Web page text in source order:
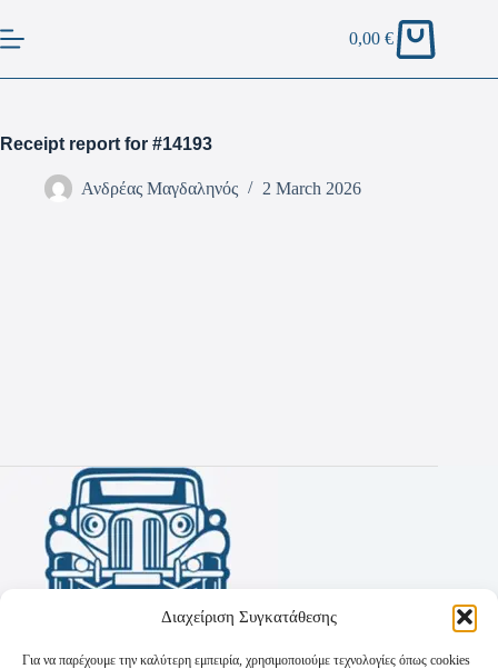
Διαχείριση Συγκατάθεσης
Για να παρέχουμε την καλύτερη εμπειρία, χρησιμοποιούμε τεχνολογίες όπως cookies
0,00€
Receipt report for #14193
Ανδρέας Μαγδαληνός 2 March 2026